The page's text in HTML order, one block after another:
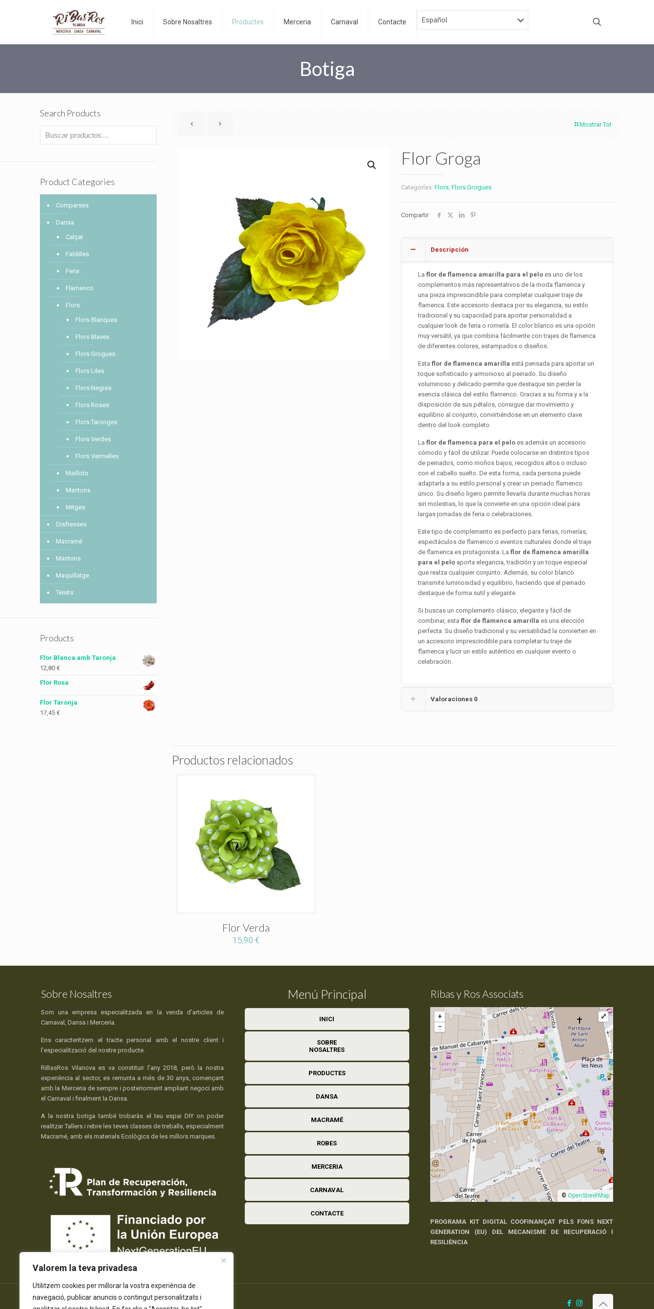
Valorem la teva privadesa
Utilitzem cookies per millorar la vostra experiència de
navegació, publicar anuncis o contingut personalitzats i
Inici Sobre Nosaltres Productes Merceria Carnaval Contacte
Botiga
Mostrar Tot
Flor Groga
Categorías:Flors,Flors Grogues
Compartir
Descripción
Laflor de flamenca amarilla para el pelo es uno de los
complementos más representativos de la moda flamenca y
una pieza imprescindible para completar cualquier traje de
flamenca. Este accesorio destaca por su elegancia, su estilo
tradicional y su capacidad para aportar personalidad a
cualquier look de feria o romería. El color blanco es una opción
muy versátil, ya que combina fácilmente con trajes de flamenca
de diferentes colores, estampados o diseños.
Estaflor de flamenca amarilla está pensada para aportar un
toque sofisticado y armonioso al peinado. Su diseño
voluminoso y delicado permite que destaque sin perder la
esencia clásica del estilo flamenco. Gracias a su forma y a la
disposición de sus pétalos, consigue dar movimiento y
equilibrio al conjunto, convirtiéndose en un elemento clave
dentro del look completo.
Laflor de flamenca para el pelo es además un accesorio
cómodo y fácil de utilizar. Puede colocarse en distintos tipos
de peinados, como moños bajos, recogidos altos o incluso
con el cabello suelto. De esta forma, cada persona puede
adaptarla a su estilo personal y crear un peinado flamenco
único. Su diseño ligero permite llevarla durante muchas horas
sin molestias, lo que la convierte en una opción ideal para
largas jornadas de feria o celebraciones.
Este tipo de complemento es perfecto para ferias, romerías,
espectáculos de flamenco o eventos culturales donde el traje
de flamenca es protagonista. Laflor de flamenca amarilla
para el pelo aporta elegancia, tradición y un toque especial
que realza cualquier conjunto. Además, su color blanco
transmite luminosidad y equilibrio, haciendo que el peinado
destaque de forma sutil y elegante.
Si buscas un complemento clásico, elegante y fácil de
combinar, estaflor de flamenca amarilla es una elección
perfecta. Su diseño tradicional y su versatilidad la convierten en
un accesorio imprescindible para completar tu traje de
flamenca y lucir un estilo auténtico en cualquier evento o
celebración.
Valoraciones 0
Productos relacionados
Flor Verda
15,90€
Search Products
Product Categories
Comparses
Dansa
Calçat
Faldilles
Feria
Flamenco
Flors
Flors Blanques
Flors Blaves
Flors Grogues
Flors Liles
Flors Negres
Flors Roses
Flors Taronges
Flors Verdes
Flors Vermelles
Maillots
Mantons
Mitges
Disfresses
Macramé
Mantons
Maquillatge
Teixits
Products
Flor Blanca amb Taronja
12,80 €
Flor Rosa
Flor Taronja
17,45 €
Sobre Nosaltres
Som una empresa especialitzada en la venda d’articles de
Carnaval, Dansa i Merceria.
Ens caracteritzem el tracte personal amb el nostre client i
l’especialització del nostre producte.
RiBasRos Vilanova es va constituir l’any 2018, però la nostra
experiència al sector, es remunta a més de 30 anys, començant
amb la Merceria de sempre i posteriorment ampliant negoci amb
el Carnaval i finalment la Dansa.
A la nostra botiga també trobaràs el teu espai DIY on poder
realitzar Tallers i rebre les teves classes de treballs, especialment
Macramé, amb els materials Ecològics de les millors marques.
Menú Principal
INICI
SOBRE
NOSALTRES
PRODUCTES
DANSA
MACRAMÉ
ROBES
MERCERIA
CARNAVAL
CONTACTE
Ribas y Ros Associats
+
−
© OpenStreetMap
⤢
PROGRAMA KIT DIGITAL COOFINANÇAT PELS FONS NEXT
GENERATION (EU) DEL MECANISME DE RECUPERACIÓ I
RESILIÈNCIA
© 2026 Tots els Drets Reservats